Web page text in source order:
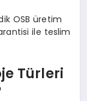
OSB üretim
ile teslim
Türleri